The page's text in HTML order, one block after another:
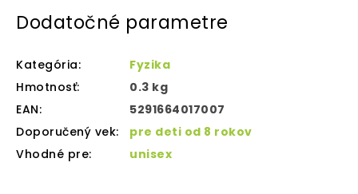
Dodatočné parametre
Kategória:
Fyzika
Hmotnosť:
0.3 kg
EAN:
5291664017007
Doporučený vek:
pre deti od 8 rokov
Vhodné pre: unisex